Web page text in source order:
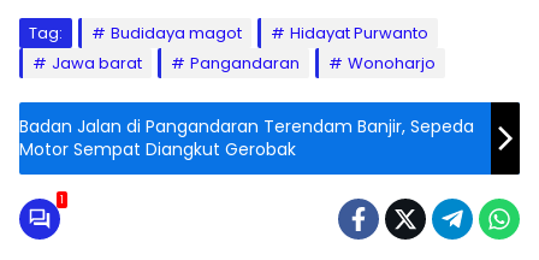
Tag: Budidaya magot
Hidayat Purwanto
Jawa barat
Pangandaran Wonoharjo
Badan Jalan di Pangandaran Terendam Banjir, Sepeda
Motor Sempat Diangkut Gerobak
1